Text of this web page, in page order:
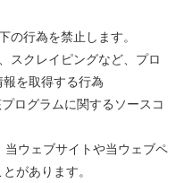
行為を禁止します。
スクレイピングなど、プロ
を取得する行為
ログラムに関するソースコ
ウェブサイトや当ウェブペ
があります。